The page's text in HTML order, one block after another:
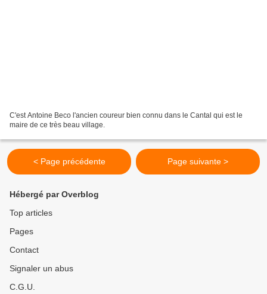
C'est Antoine Beco l'ancien coureur bien connu dans le Cantal qui est le
maire de ce très beau village.
< Page précédente Page suivante >
Hébergé par Overblog
Top articles
Pages
Contact
Signaler un abus
C.G.U.